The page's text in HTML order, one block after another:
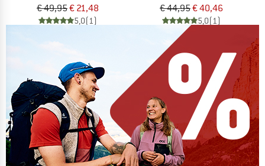
€ 49,95€ 21,48
5,0(1)
€ 44,95€ 40,46
5,0(1)